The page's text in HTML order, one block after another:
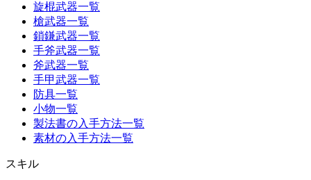
旋棍武器一覧
槍武器一覧
鎖鎌武器一覧
手斧武器一覧
斧武器一覧
手甲武器一覧
防具一覧
小物一覧
製法書の入手方法一覧
素材の入手方法一覧
スキル